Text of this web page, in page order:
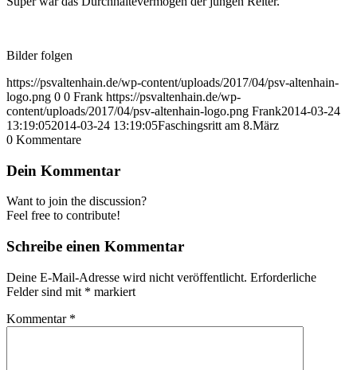
Bilder folgen
https://psvaltenhain.de/wp-content/uploads/2017/04/psv-altenhain-
logo.png 0 0 Frank https://psvaltenhain.de/wp-
content/uploads/2017/04/psv-altenhain-logo.png Frank2014-03-24
13:19:052014-03-24 13:19:05Faschingsritt am 8.März
0 Kommentare
Dein Kommentar
Want to join the discussion?
Feel free to contribute!
Schreibe einen Kommentar
Deine E-Mail-Adresse wird nicht veröffentlicht. Erforderliche
Felder sind mit * markiert
Kommentar *